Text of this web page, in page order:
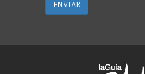
ENVIAR